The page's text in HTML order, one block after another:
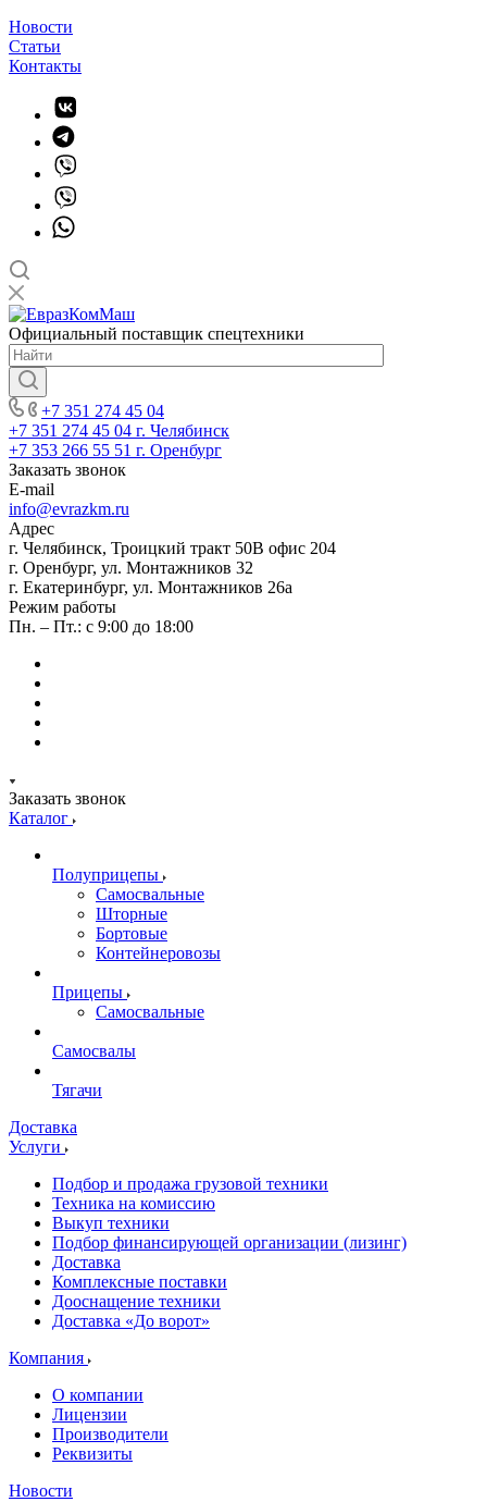
Новости
Статьи
Контакты
Официальный поставщик спецтехники
+7 351 274 45 04
+7 351 274 45 04 г. Челябинск
+7 353 266 55 51 г. Оренбург
Заказать звонок
E-mail
info@evrazkm.ru
Адрес
г. Челябинск, Троицкий тракт 50В офис 204
г. Оренбург, ул. Монтажников 32
г. Екатеринбург, ул. Монтажников 26а
Режим работы
Пн. – Пт.: с 9:00 до 18:00
Заказать звонок
Каталог
Полуприцепы
Самосвальные
Шторные
Бортовые
Контейнеровозы
Прицепы
Самосвальные
Самосвалы
Тягачи
Доставка
Услуги
Подбор и продажа грузовой техники
Техника на комиссию
Выкуп техники
Подбор финансирующей организации (лизинг)
Доставка
Комплексные поставки
Дооснащение техники
Доставка «До ворот»
Компания
О компании
Лицензии
Производители
Реквизиты
Новости